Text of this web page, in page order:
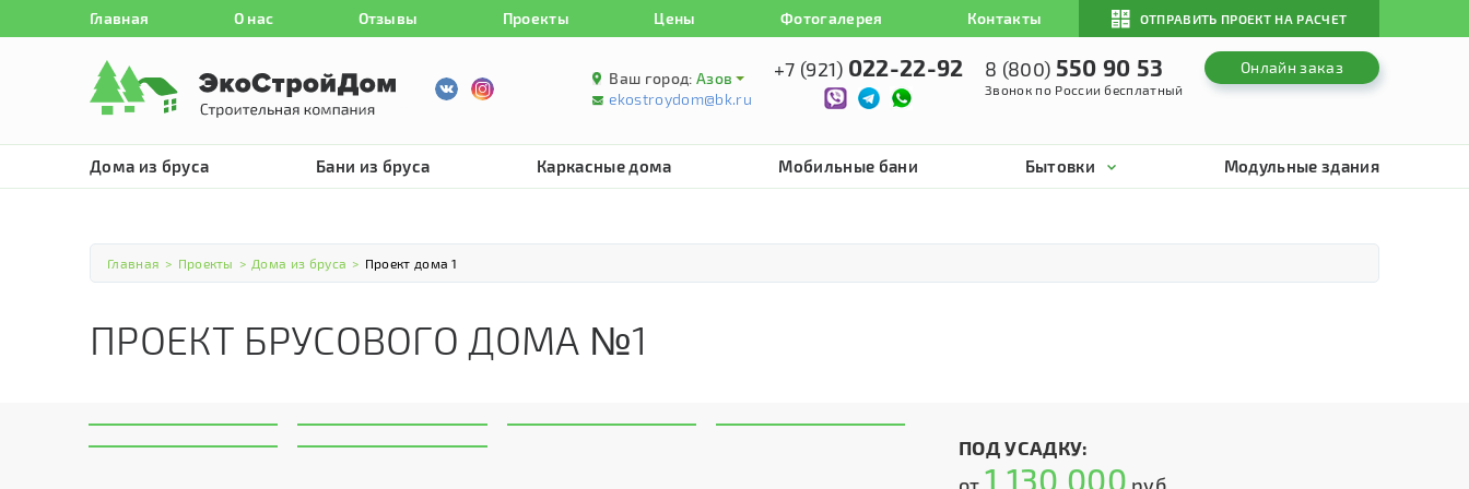
Главная О нас Отзывы Проекты Цены Фотогалерея Контакты ОТПРАВИТЬ ПРОЕКТ НА РАСЧЕТ
Ваш город: Азов
ekostroydom@bk.ru
+7 (921) 022-22-92 8 (800) 550 90 53
Звонок по России бесплатный
Онлайн заказ
Дома из бруса Бани из бруса Каркасные дома Мобильные бани Бытовки Модульные здания
Главная > Проекты > Дома из бруса > Проект дома 1
ПРОЕКТ БРУСОВОГО ДОМА №1
ПОД УСАДКУ:
1 130 000